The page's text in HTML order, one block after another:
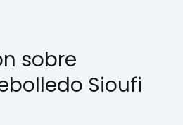
sobre
Sioufi